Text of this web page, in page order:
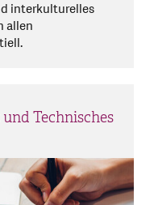
interkulturelles
allen
Technisches